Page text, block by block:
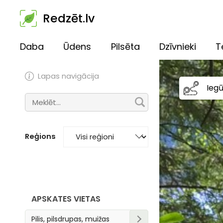
Redzēt.lv
Daba Ūdens Pilsēta Dzīvnieki
Lapas navigācija
Reģions
APSKATES VIETAS
Pilis, pilsdrupas, muižas